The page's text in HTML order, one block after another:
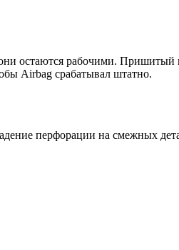
остаются рабочими. Пришитый
Airbag срабатывал штатно.
перфорации на смежных